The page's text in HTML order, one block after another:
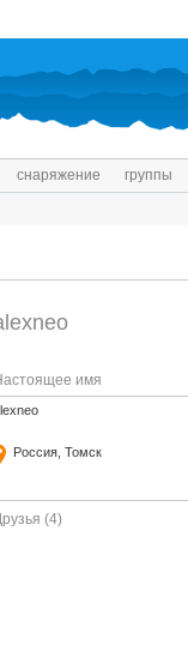
снаряжение группы
имя
Россия, Томск
(4)